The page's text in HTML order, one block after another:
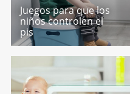
Juegos para que los
niños controlen el
pis